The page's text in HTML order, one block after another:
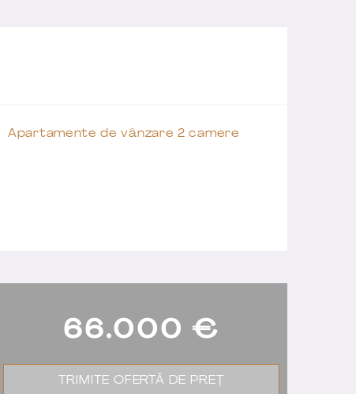
Apartamente de vânzare 2 camere
66.000 €
TRIMITE OFERTĂ DE PREȚ